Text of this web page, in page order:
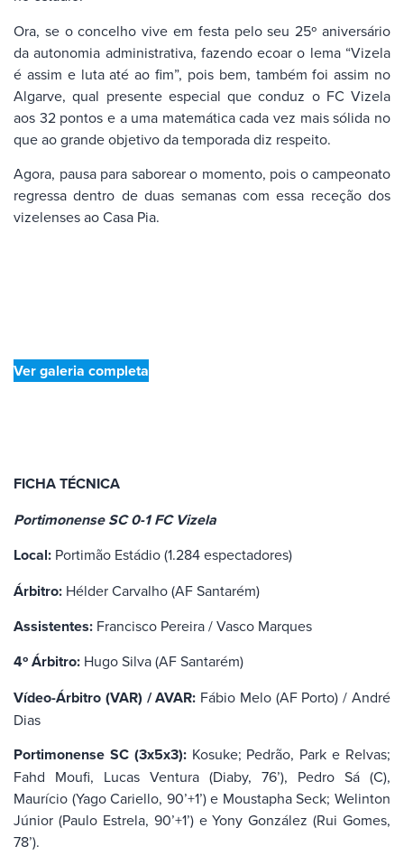
Ora, se o concelho vive em festa pelo seu 25º aniversário
da autonomia administrativa, fazendo ecoar o lema “Vizela
é assim e luta até ao fim”, pois bem, também foi assim no
Algarve, qual presente especial que conduz o FC Vizela
aos 32 pontos e a uma matemática cada vez mais sólida no
que ao grande objetivo da temporada diz respeito.
Agora, pausa para saborear o momento, pois o campeonato
regressa dentro de duas semanas com essa receção dos
vizelenses ao Casa Pia.
Ver galeria completa
FICHA TÉCNICA
Portimonense SC 0-1 FC Vizela
Local: Portimão Estádio (1.284 espectadores)
Árbitro: Hélder Carvalho (AF Santarém)
Assistentes: Francisco Pereira / Vasco Marques
4º Árbitro: Hugo Silva (AF Santarém)
Vídeo-Árbitro (VAR) / AVAR: Fábio Melo (AF Porto) / André
Dias
Portimonense SC (3x5x3):Kosuke; Pedrão, Park e Relvas;
Fahd Moufi, Lucas Ventura (Diaby, 76’), Pedro Sá (C),
Maurício (Yago Cariello, 90’+1’) e Moustapha Seck; Welinton
Júnior (Paulo Estrela, 90’+1’) e Yony González (Rui Gomes,
78’).